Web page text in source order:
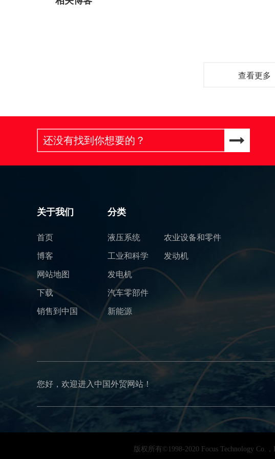
查看更多
关于我们
首页
博客
网站地图
下载
销售到中国
分类
液压系统
工业和科学
发电机
汽车零部件
新能源
农业设备和零件
发动机
您好，欢迎进入中国外贸网站！
版权所有©1998-2020 Focus Technology Co.